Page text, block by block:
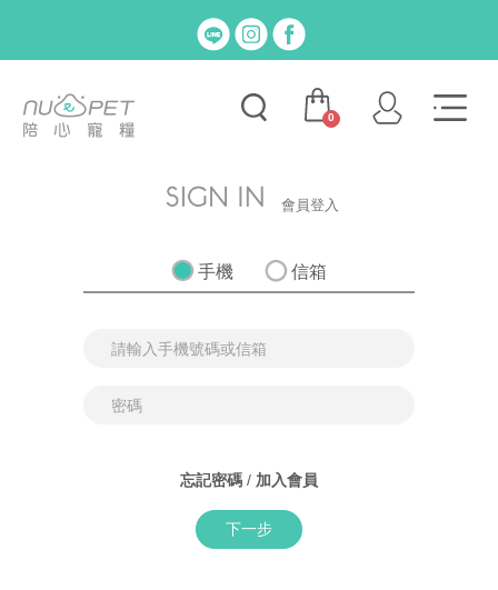
0
會員登入
手機 信箱
忘記密碼 / 加入會員
下一步